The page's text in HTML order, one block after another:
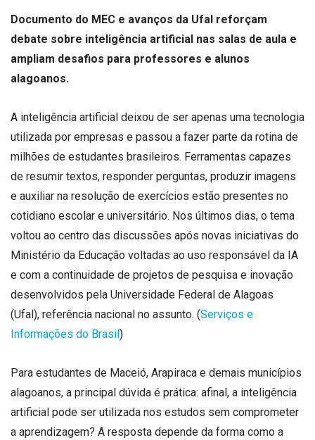
Documento do MEC e avanços da Ufal reforçam
debate sobre inteligência artificial nas salas de aula e
ampliam desafios para professores e alunos
alagoanos.
A inteligência artificial deixou de ser apenas uma tecnologia
utilizada por empresas e passou a fazer parte da rotina de
milhões de estudantes brasileiros. Ferramentas capazes
de resumir textos, responder perguntas, produzir imagens
e auxiliar na resolução de exercícios estão presentes no
cotidiano escolar e universitário. Nos últimos dias, o tema
voltou ao centro das discussões após novas iniciativas do
Ministério da Educação voltadas ao uso responsável da IA
e com a continuidade de projetos de pesquisa e inovação
desenvolvidos pela Universidade Federal de Alagoas
(Ufal), referência nacional no assunto. (Serviços e
Informações do Brasil )
Para estudantes de Maceió, Arapiraca e demais municípios
alagoanos, a principal dúvida é prática: afinal, a inteligência
artificial pode ser utilizada nos estudos sem comprometer
a aprendizagem? A resposta depende da forma como a